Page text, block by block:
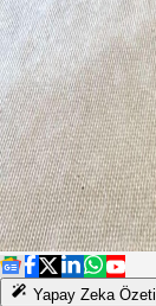
Yapay Zeka Özeti